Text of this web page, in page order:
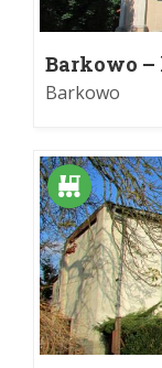
Barkowo –
Barkowo